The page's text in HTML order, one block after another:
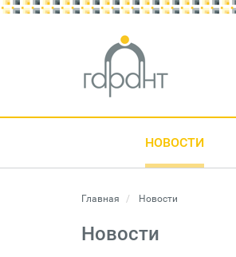
НОВОСТИ
Главная Новости
Новости